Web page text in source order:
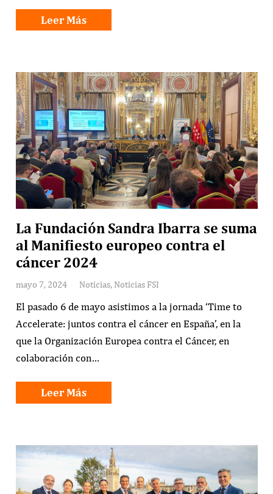
Leer Más
La Fundación Sandra Ibarra se suma
al Manifiesto europeo contra el
cáncer 2024
mayo 7, 2024 Noticias, Noticias FSI
El pasado 6 de mayo asistimos a la jornada ‘Time to
Accelerate: juntos contra el cáncer en España’, en la
que la Organización Europea contra el Cáncer, en
colaboración con…
Leer Más